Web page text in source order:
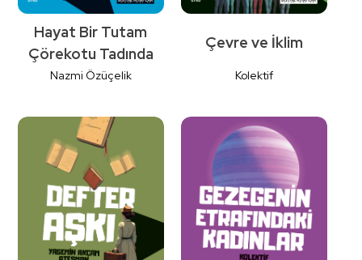
Detaylı
İncele
Hayat Bir Tutam
Çörekotu Tadında
Nazmi Özüçelik
Detaylı
İncele
Çevre ve İklim
Kolektif